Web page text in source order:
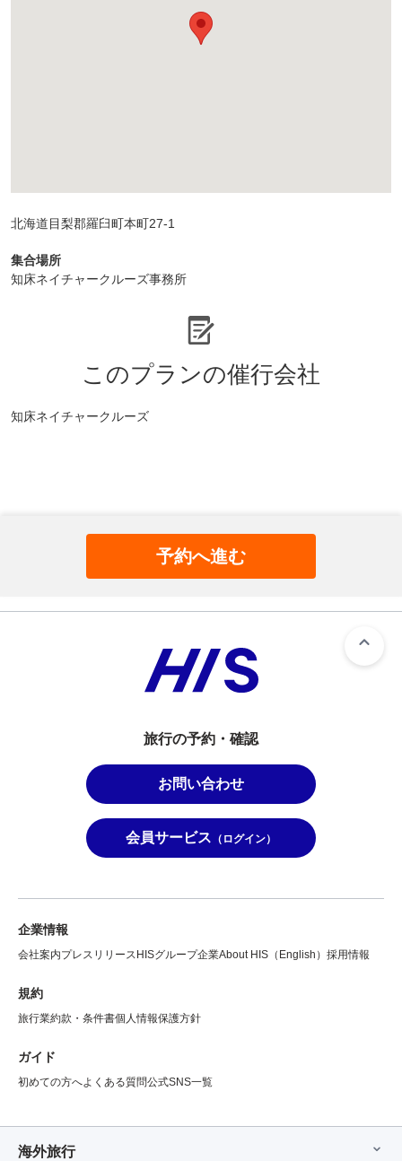
北海道目梨郡羅臼町本町27-1
集合場所
知床ネイチャークルーズ事務所
このプランの催行会社
知床ネイチャークルーズ
予約へ進む
旅行の予約・確認
お問い合わせ
会員サービス （ログイン）
企業情報
会社案内プレスリリース HISグループ企業About HIS（English） 採用情報
規約
旅行業約款・条件書個人情報保護方針
ガイド
初めての方へよくある質問公式SNS一覧
海外旅行